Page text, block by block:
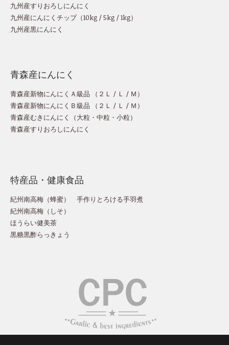
九州産すりおろしにんにく
九州産にんにくチップ（10kg /5kg /1kg）
九州産黒にんにく
青森産にんにく
青森産新物にんにくＡ級品 （ ２Ｌ / Ｌ / Ｍ ）
青森産新物にんにくＢ級品 （ ２Ｌ / Ｌ / Ｍ ）
青森産むきにんにく（大粒 ・ 中粒 ・ 小粒）
青森産すりおろしにんにく
特産品・健康食品
紀州南高梅（蜂蜜）
手作りとろける手羽煮
紀州南高梅（しそ）
ほうらい健美茶
黒糖黒酢らっきょう